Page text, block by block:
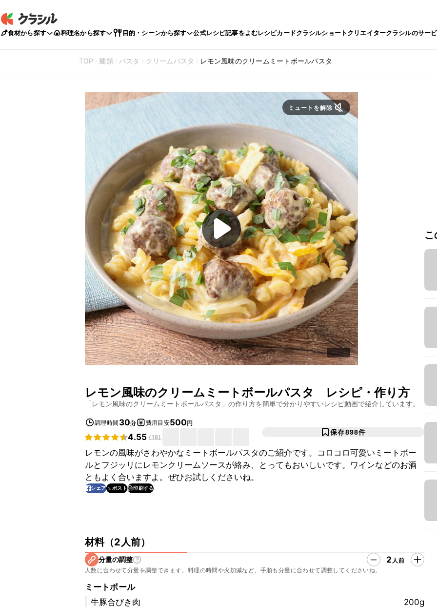
食材から探す 料理名から探す 目的・シーンから探す 公式レシピ記事をよむレシピカードクラシルショートクリエイタークラシルのサー
TOP 麺類 パスタ クリームパスタ レモン風味のクリームミートボールパスタ
ミュートを解除
レモン風味のクリームミートボールパスタ レシピ・作り方
「レモン風味のクリームミートボールパスタ 」の作り方を簡単で分かりやすいレシピ動画で紹介しています。
調理時間 30分 費用目安500円
4.55 (18)
保存898件
レモンの風味がさわやかなミートボールパスタのご紹介です。コロコロ可愛いミートボー
ルとフジッリにレモンクリームソースが絡み、とってもおいしいです。ワインなどのお酒
ともよく合いますよ。ぜひお試しくださいね。
シェア ポスト 印刷する
材料（2人前）
分量の調整 2 人前
人数に合わせて分量を調整できます。料理の時間や火加減など、手順も分量に合わせて調整してくださいね。
ミートボール
牛豚合びき肉
200g